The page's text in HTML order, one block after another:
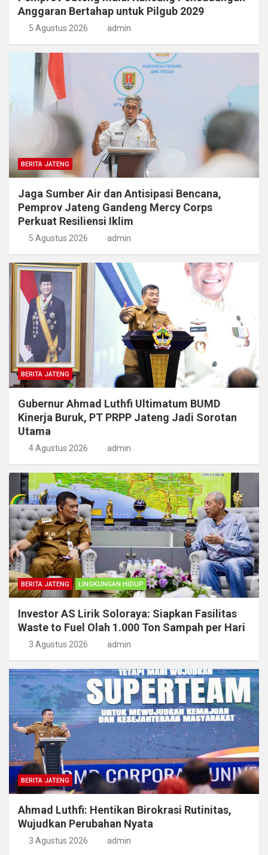
Anggaran Bertahap untuk Pilgub 2029
5 Agustus 2026 admin
BERITA JATENG
Jaga Sumber Air dan Antisipasi Bencana,
Pemprov Jateng Gandeng Mercy Corps
Perkuat Resiliensi Iklim
5 Agustus 2026 admin
BERITA JATENG
Gubernur Ahmad Luthfi Ultimatum BUMD
Kinerja Buruk, PT PRPP Jateng Jadi Sorotan
Utama
4 Agustus 2026 admin
BERITA JATENG LINGKUNGAN HIDUP
Investor AS Lirik Soloraya: Siapkan Fasilitas
Waste to Fuel Olah 1.000 Ton Sampah per Hari
3 Agustus 2026 admin
BERITA JATENG
Ahmad Luthfi: Hentikan Birokrasi Rutinitas,
Wujudkan Perubahan Nyata
3 Agustus 2026 admin